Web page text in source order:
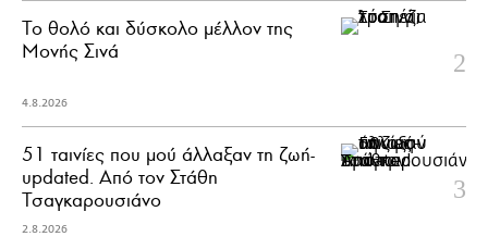
Το θολό και δύσκολο μέλλον της
Μονής Σινά
4.8.2026
51 ταινίες που μού άλλαξαν τη ζωή-
updated. Aπό τον Στάθη
Τσαγκαρουσιάνο
2.8.2026